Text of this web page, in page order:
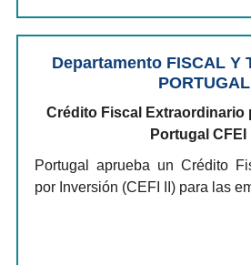
Departamento FISCAL Y
PORTUGAL
Crédito Fiscal Extraordinario
Portugal CFEI II
Portugal aprueba un Crédito
por Inversión (CEFI II) para las